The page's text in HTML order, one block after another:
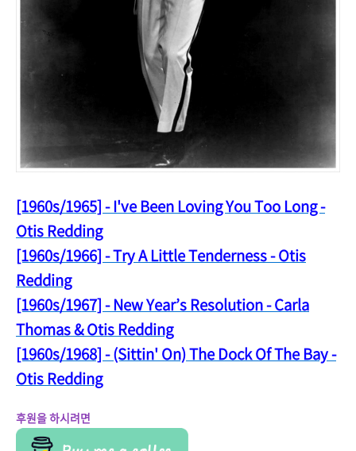
[1960s/1965] - I've Been Loving You Too Long -
Otis Redding
[1960s/1966] - Try A Little Tenderness - Otis
Redding
[1960s/1967] - New Year’s Resolution - Carla
Thomas & Otis Redding
[1960s/1968] - (Sittin' On) The Dock Of The Bay -
Otis Redding
후원을 하시려면